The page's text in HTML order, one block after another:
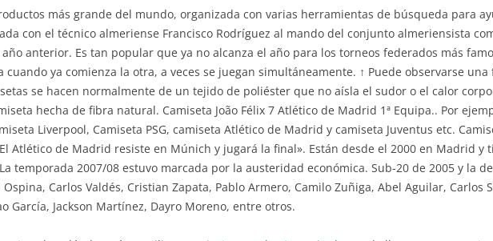
más grande del mundo, organizada con varias herramientas de búsqueda para
con el técnico almeriense Francisco Rodríguez al mando del conjunto almeriensista
anterior. Es tan popular que ya no alcanza el año para los torneos federados más
cuando ya comienza la otra, a veces se juegan simultáneamente. ↑ Puede observarse
se hacen normalmente de un tejido de poliéster que no aísla el sudor o el calor
hecha de fibra natural. Camiseta João Félix 7 Atlético de Madrid 1ª Equipa.. Por
Liverpool, Camiseta PSG, camiseta Atlético de Madrid y camiseta Juventus etc.
Atlético de Madrid resiste en Múnich y jugará la final». Están desde el 2000 en Madrid y
temporada 2007/08 estuvo marcada por la austeridad económica. Sub-20 de 2005 y la
Carlos Valdés, Cristian Zapata, Pablo Armero, Camilo Zuñiga, Abel Aguilar, Carlos
García, Jackson Martínez, Dayro Moreno, entre otros.